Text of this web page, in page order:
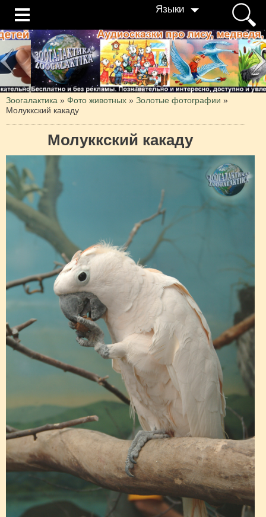
Языки
Зоогалактика » Фото животных » Золотые фотографии »
Молуккский какаду
Молуккский какаду